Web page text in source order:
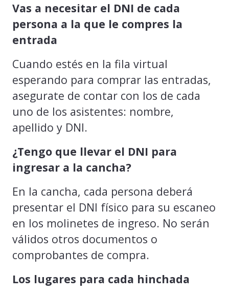
Vas a necesitar el DNI de cada
persona a la que le compres la
entrada
Cuando estés en la fila virtual
esperando para comprar las entradas,
asegurate de contar con los de cada
uno de los asistentes: nombre,
apellido y DNI.
¿Tengo que llevar el DNI para
ingresar a la cancha?
En la cancha, cada persona deberá
presentar el DNI físico para su escaneo
en los molinetes de ingreso. No serán
válidos otros documentos o
comprobantes de compra.
Los lugares para cada hinchada